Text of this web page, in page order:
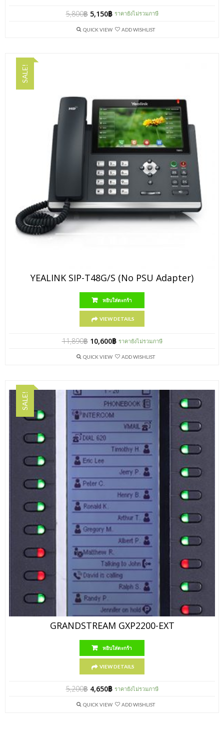
5,800฿ 5,150฿ ราคายังไม่รวมภาษี
QUICK VIEW ADD WISHLIST
SALE!
YEALINK SIP-T48G/S (no PSU Adapter)
หยิบใส่ตะกร้า
VIEW DETAILS
11,890฿ 10,600฿ ราคายังไม่รวมภาษี
QUICK VIEW ADD WISHLIST
SALE!
GRANDSTREAM GXP2200-EXT
หยิบใส่ตะกร้า
VIEW DETAILS
5,200฿ 4,650฿ ราคายังไม่รวมภาษี
QUICK VIEW ADD WISHLIST